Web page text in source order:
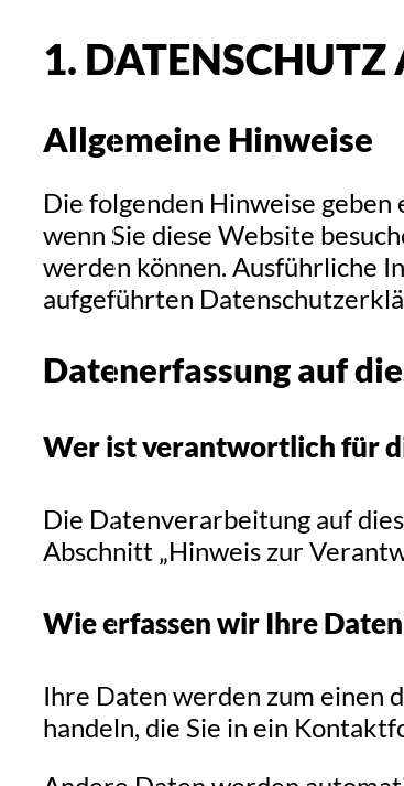
1. DATENSCHUTZ
Allgemeine Hinweise
Die folgenden Hinweise
wenn Sie diese Website
werden können. Ausführliche
aufgeführten
Datenerfassung auf
Wer ist verantwortlich für
Die Datenverarbeitung auf
Abschnitt „Hinweis zur
Wie erfassen wir Ihre
Ihre Daten werden zum einen
handeln, die Sie in ein